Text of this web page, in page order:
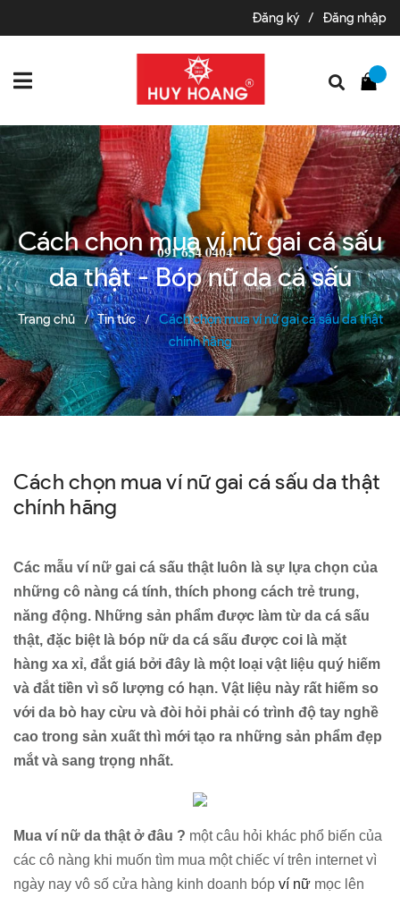
Đăng ký / Đăng nhập
Cách chọn mua ví nữ gai cá sấu
da thật - Bóp nữ da cá sấu
Trang chủ / Tin tức /
Cách chọn mua ví nữ gai cá sấu da thật
chính hãng
Cách chọn mua ví nữ gai cá sấu da thật
chính hãng
Các mẫu ví nữ gai cá sấu thật luôn là sự lựa chọn của
những cô nàng cá tính, thích phong cách trẻ trung,
năng động. Những sản phẩm được làm từ da cá sấu
thật, đặc biệt là bóp nữ da cá sấu được coi là mặt
hàng xa xỉ, đắt giá bởi đây là một loại vật liệu quý hiếm
và đắt tiền vì số lượng có hạn. Vật liệu này rất hiếm so
với da bò hay cừu và đòi hỏi phải có trình độ tay nghề
cao trong sản xuất thì mới tạo ra những sản phẩm đẹp
mắt và sang trọng nhất.
Mua ví nữ da thật ở đâu ? một câu hỏi khác phổ biến của
các cô nàng khi muốn tìm mua một chiếc ví trên internet vì
ngày nay vô số cửa hàng kinh doanh bóp ví nữ mọc lên